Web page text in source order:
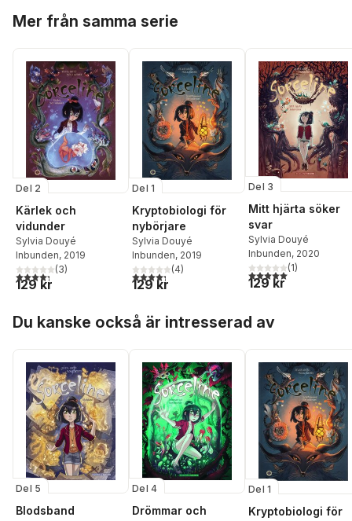
Mer från samma serie
Del 2
Kärlek och
vidunder
Sylvia Douyé
Inbunden, 2019
4,3utav 5 stjärnor. Totalt antal röster:
(3)
129 kr
Del 1
Kryptobiologi för
nybörjare
Sylvia Douyé
Inbunden, 2019
4,3utav 5 stjärnor. Totalt antal röster:
(4)
129 kr
Del 3
Mitt hjärta söker
svar
Sylvia Douyé
Inbunden, 2020
5,0utav 5 stjärnor.
(1)
129 kr
Du kanske också är intresserad av
Del 5
Blodsband
Del 4
Drömmar och
Del 1
Kryptobiologi för